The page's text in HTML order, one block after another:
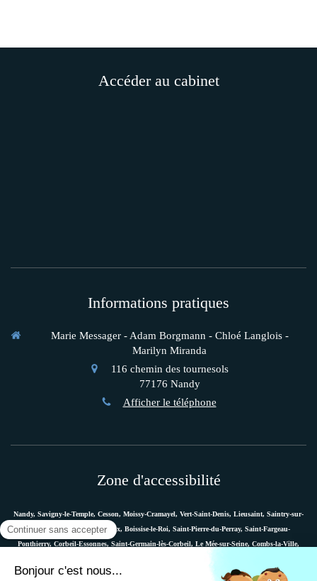
Accéder au cabinet
Informations pratiques
Marie Messager - Adam Borgmann - Chloé Langlois -
Marilyn Miranda
116 chemin des tournesols
77176 Nandy
Afficher le téléphone
Zone d'accessibilité
Nandy, Savigny-le-Temple, Cesson, Moissy-Cramayel, Vert-Saint-Denis, Lieusaint, Saintry-sur-
Seine, Le Coudray-Montceaux, Boissise-le-Roi, Saint-Pierre-du-Perray, Saint-Fargeau-
Ponthierry, Corbeil-Essonnes, Saint-Germain-lès-Corbeil, Le Mée-sur-Seine, Combs-la-Ville,
Boussy-Saint-Antoine, etc.